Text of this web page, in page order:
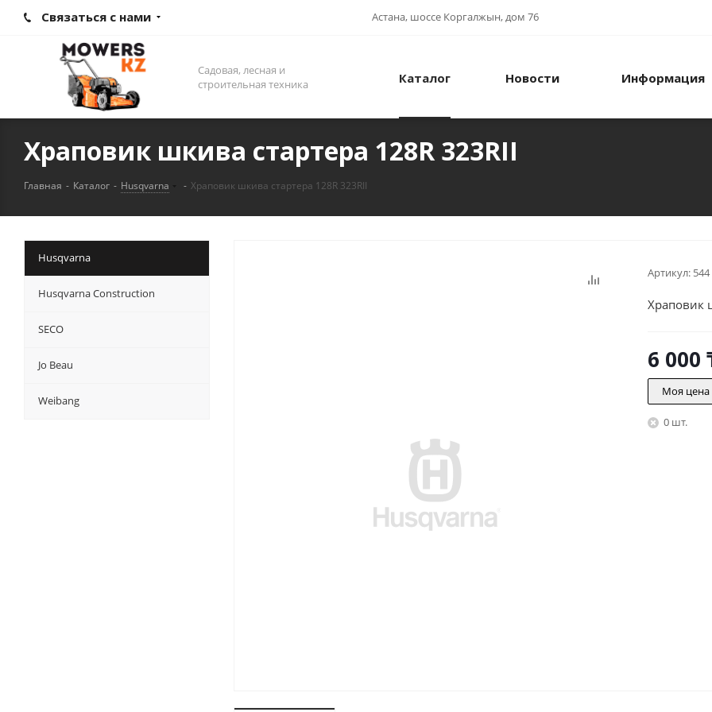
Связаться с нами Астана, шоссе Коргалжын, дом 76
Садовая, лесная и
строительная техника
Каталог Новости Информация
Храповик шкива стартера 128R 323RII
Главная - Каталог - Husqvarna - Храповик шкива стартера 128R 323RII
Артикул:
Храповик
6 000
Моя цена
0 шт.
Husqvarna
Husqvarna Construction
SECO
Jo Beau
Weibang